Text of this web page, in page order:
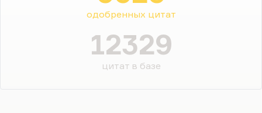
одобренных цитат
12329
цитат в базе